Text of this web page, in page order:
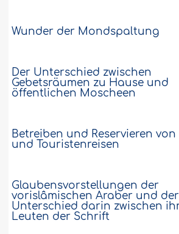
Wunder der Mondspaltung
Der Unterschied zwischen
Gebetsräumen zu Hause und
öffentlichen Moscheen
Betreiben und Reservieren
und Touristenreisen
Glaubensvorstellungen der
vorislâmischen Araber und der
Unterschied darin zwischen
Leuten der Schrift